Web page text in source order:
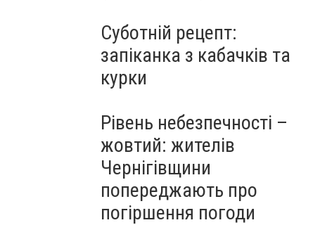
Суботній рецепт:
запіканка з кабачків та
курки
Рівень небезпечності –
жовтий: жителів
Чернігівщини
попереджають про
погіршення погоди